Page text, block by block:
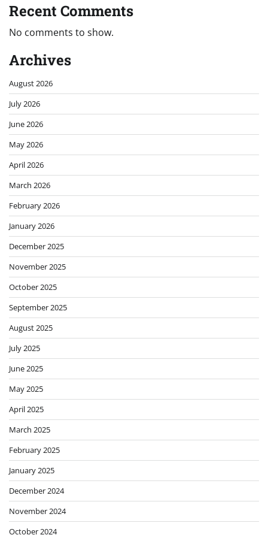
Recent Comments
No comments to show.
Archives
August 2026
July 2026
June 2026
May 2026
April 2026
March 2026
February 2026
January 2026
December 2025
November 2025
October 2025
September 2025
August 2025
July 2025
June 2025
May 2025
April 2025
March 2025
February 2025
January 2025
December 2024
November 2024
October 2024